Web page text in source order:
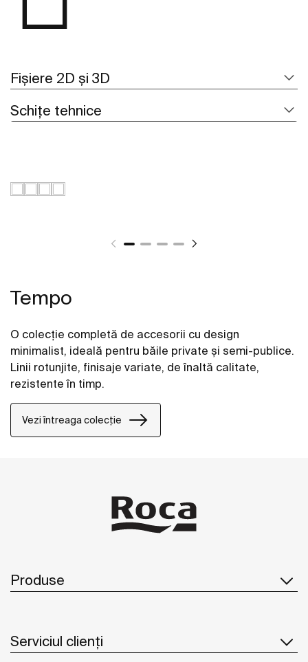
Fișiere 2D și 3D
Schițe tehnice
Tempo
O colecție completă de accesorii cu design
minimalist, ideală pentru băile private și semi-publice.
Linii rotunjite, finisaje variate, de înaltă calitate,
rezistente în timp.
Vezi întreaga colecție
Produse
Serviciul clienți